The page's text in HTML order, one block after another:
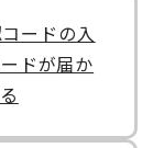
ードの入
ドが届か